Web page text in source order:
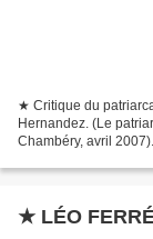
★ Critique du
Hernandez. (Le
Chambéry, avril
★ LÉO